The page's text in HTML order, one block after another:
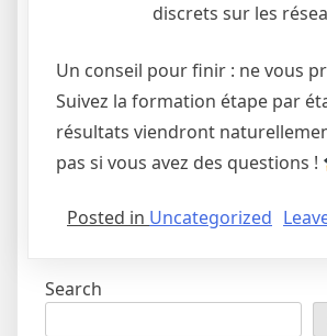
discrets sur les
Un conseil pour finir : ne vous
Suivez la formation étape par
résultats viendront
pas si vous avez des questions !
Posted in Uncategorized
Search